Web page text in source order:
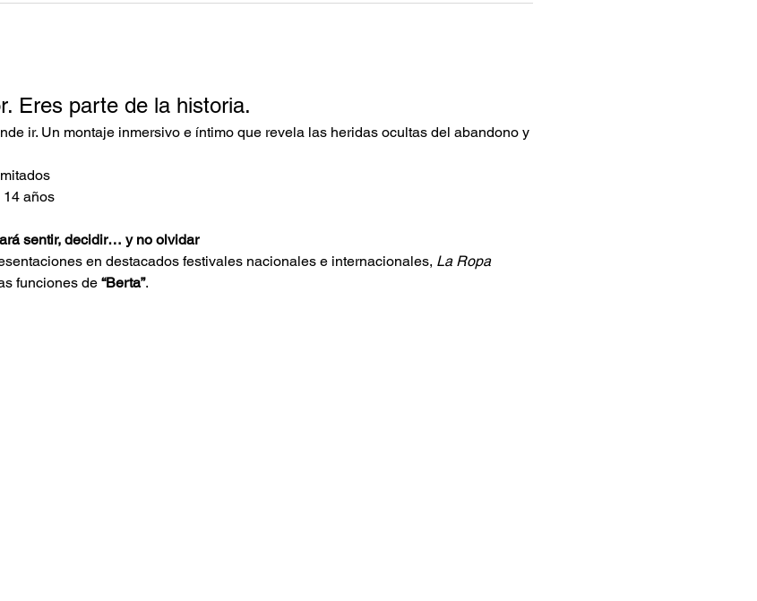
Eres parte de la historia.
ir. Un montaje inmersivo e íntimo que revela las heridas ocultas del abandono y
años
sentir, decidir… y no olvidar
en destacados festivales nacionales e internacionales, La Ropa
funciones de “Berta”.